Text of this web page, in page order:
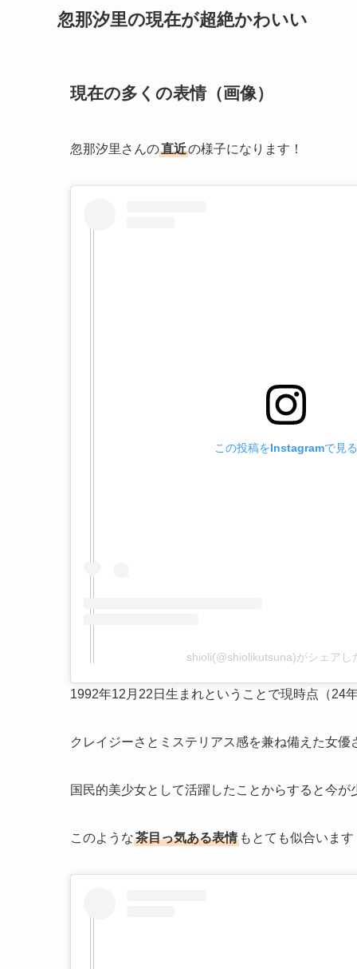
忽那汐里の現在が超絶かわいい
現在の多くの表情（画像）
忽那汐里さんの直近の様子になります！
この投稿をInstagramで見る
shioli(@shiolikutsuna)がシェアし
1992年12月22日生まれということで現時点（24
クレイジーさとミステリアス感を兼ね備えた女優
国民的美少女として活躍したことからすると今が
このような茶目っ気ある表情 もとても似合います